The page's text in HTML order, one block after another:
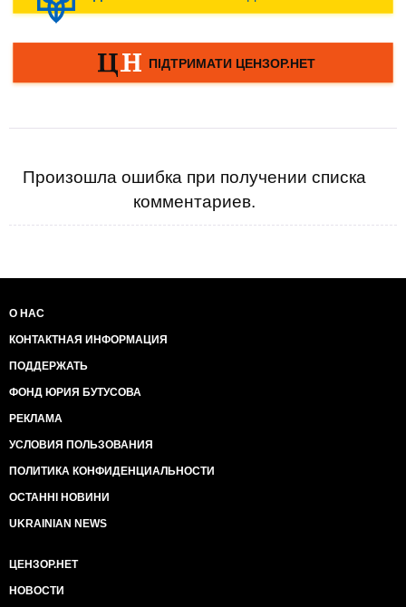
Произошла ошибка при получении списка
комментариев.
О НАС
КОНТАКТНАЯ ИНФОРМАЦИЯ
ПОДДЕРЖАТЬ
ФОНД ЮРИЯ БУТУСОВА
РЕКЛАМА
УСЛОВИЯ ПОЛЬЗОВАНИЯ
ПОЛИТИКА КОНФИДЕНЦИАЛЬНОСТИ
ОСТАННІ НОВИНИ
UKRAINIAN NEWS
ЦЕНЗОР.НЕТ
НОВОСТИ